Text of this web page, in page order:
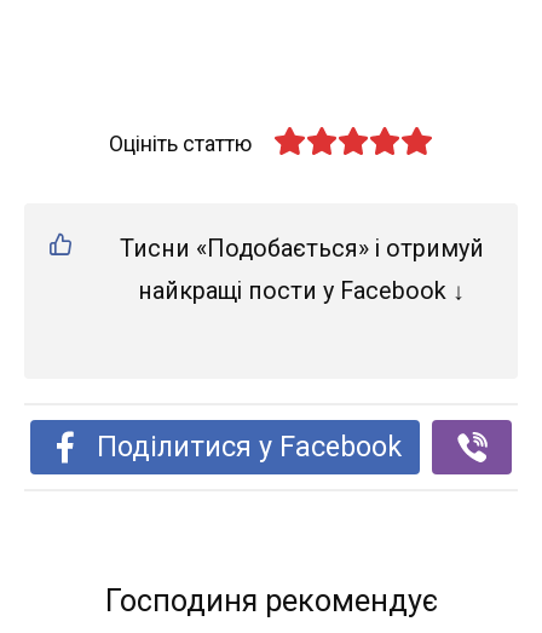
Оцініть статтю
Тисни «Подобається» і отримуй
найкращі пости у Facebook ↓
Поділитися у Facebook
Господиня рекомендує